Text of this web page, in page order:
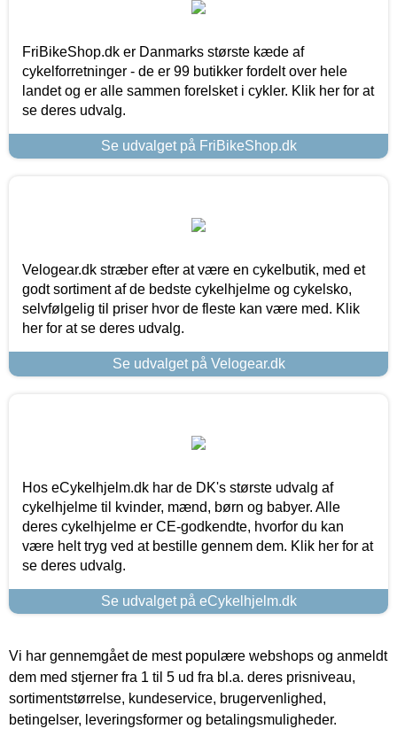
FriBikeShop.dk er Danmarks største kæde af
cykelforretninger - de er 99 butikker fordelt over hele
landet og er alle sammen forelsket i cykler. Klik her for at
se deres udvalg.
Se udvalget på FriBikeShop.dk
Velogear.dk stræber efter at være en cykelbutik, med et
godt sortiment af de bedste cykelhjelme og cykelsko,
selvfølgelig til priser hvor de fleste kan være med. Klik
her for at se deres udvalg.
Se udvalget på Velogear.dk
Hos eCykelhjelm.dk har de DK's største udvalg af
cykelhjelme til kvinder, mænd, børn og babyer. Alle
deres cykelhjelme er CE-godkendte, hvorfor du kan
være helt tryg ved at bestille gennem dem. Klik her for at
se deres udvalg.
Se udvalget på eCykelhjelm.dk
Vi har gennemgået de mest populære webshops og anmeldt
dem med stjerner fra 1 til 5 ud fra bl.a. deres prisniveau,
sortimentstørrelse, kundeservice, brugervenlighed,
betingelser, leveringsformer og betalingsmuligheder.